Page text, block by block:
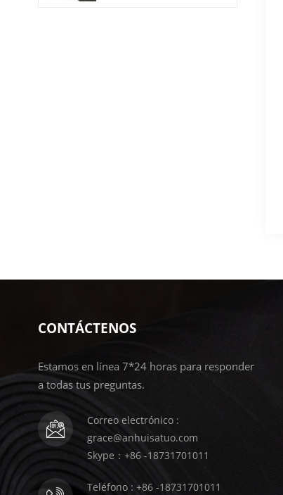
CONTÁCTENOS
Estamos en línea 7*24 horas para responder
a todas tus preguntas.
Correo electrónico :
grace@anhuisatuo.com
Skype：+86 -18731701011
Teléfono : +86 -18731701011